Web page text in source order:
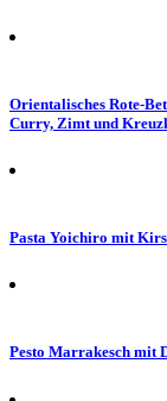
Orientalisches Rote-
Curry, Zimt und
Pasta Yoichiro mit
Pesto Marrakesch mit